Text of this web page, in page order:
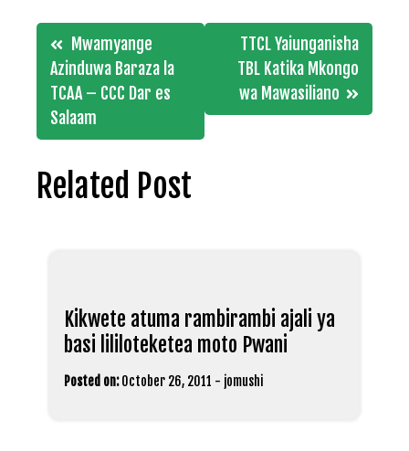
Post
navigation
Mwamyange
Azinduwa Baraza la
TCAA – CCC Dar es
Salaam
TTCL Yaiunganisha
TBL Katika Mkongo
wa Mawasiliano
Related Post
Kikwete atuma rambirambi ajali ya
basi lililoteketea moto Pwani
Posted on: October 26, 2011 - jomushi